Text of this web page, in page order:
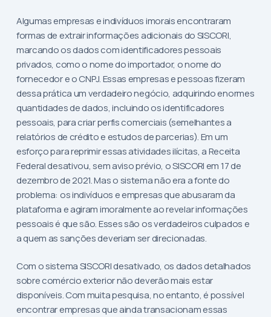
Algumas empresas e indivíduos imorais encontraram
formas de extrair informações adicionais do SISCORI,
marcando os dados com identificadores pessoais
privados, como o nome do importador, o nome do
fornecedor e o CNPJ. Essas empresas e pessoas fizeram
dessa prática um verdadeiro negócio, adquirindo enormes
quantidades de dados, incluindo os identificadores
pessoais, para criar perfis comerciais (semelhantes a
relatórios de crédito e estudos de parcerias). Em um
esforço para reprimir essas atividades ilícitas, a Receita
Federal desativou, sem aviso prévio, o SISCORI em 17 de
dezembro de 2021. Mas o sistema não era a fonte do
problema: os indivíduos e empresas que abusaram da
plataforma e agiram imoralmente ao revelar informações
pessoais é que são. Esses são os verdadeiros culpados e
a quem as sanções deveriam ser direcionadas.
Com o sistema SISCORI desativado, os dados detalhados
sobre comércio exterior não deverão mais estar
disponíveis. Com muita pesquisa, no entanto, é possível
encontrar empresas que ainda transacionam essas